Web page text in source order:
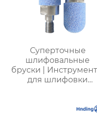
Суперточные
шлифовальные
бруски |
для шлифовки
высокой